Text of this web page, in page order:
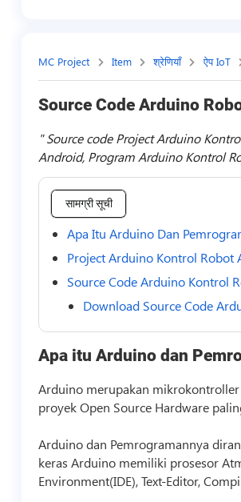
MC Project Item श्रेणियाँ ऐप IoT
Source Code Arduino
Source code Project Arduino
Android, Program Arduino Kontrol
सामग्री सूची
Apa Itu Arduino Dan
Project Arduino Kontrol Robot
Source Code Arduino Kontrol
Download Source Code
Apa itu Arduino dan
Arduino merupakan
proyek Open Source Hardware
Arduino dan Pemrogramannya
keras Arduino memiliki prosesor
Environment(IDE), Text-Editor,